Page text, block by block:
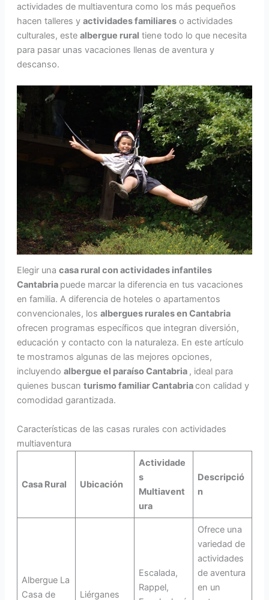
actividades de multiaventura como los más pequeños
hacen talleres y actividades familiareso actividades
culturales, este albergue rural tiene todo lo que necesita
para pasar unas vacaciones llenas de aventura y
descanso.
Elegir una casa rural con actividades infantiles
Cantabria puede marcar la diferencia en tus vacaciones
en familia. A diferencia de hoteles o apartamentos
convencionales, los albergues rurales en Cantabria
ofrecen programas específicos que integran diversión,
educación y contacto con la naturaleza. En este artículo
te mostramos algunas de las mejores opciones,
incluyendo albergue el paraíso Cantabria , ideal para
quienes buscan turismo familiar Cantabriacon calidad y
comodidad garantizada.
Características de las casas rurales con actividades
multiaventura
Casa Rural Ubicación
Actividade
s
Multiavent
ura
Descripció
n
Albergue La
Casa de
Liérganes
Escalada,
Rappel,
Ofrece una
variedad de
actividades
de aventura
en un